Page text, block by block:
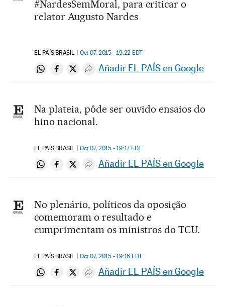
#NardesSemMoral, para criticar o
relator Augusto Nardes
EL PAÍS BRASIL Oct 07, 2015 - 19:22 EDT
Compartir en Whatsapp
Compartir en Facebook
Compartir en Twitter
Desplegar Redes Sociales
Añadir EL PAÍS en Google
Na plateia, pôde ser ouvido ensaios do
hino nacional.
EL PAÍS BRASIL Oct 07, 2015 - 19:17 EDT
Compartir en Whatsapp
Compartir en Facebook
Compartir en Twitter
Desplegar Redes Sociales
Añadir EL PAÍS en Google
No plenário, políticos da oposição
comemoram o resultado e
cumprimentam os ministros do TCU.
EL PAÍS BRASIL Oct 07, 2015 - 19:16 EDT
Compartir en Whatsapp
Compartir en Facebook
Compartir en Twitter
Desplegar Redes Sociales
Añadir EL PAÍS en Google